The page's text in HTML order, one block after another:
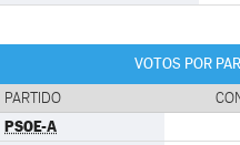
VOTOS POR
PARTIDO
PSOE-A